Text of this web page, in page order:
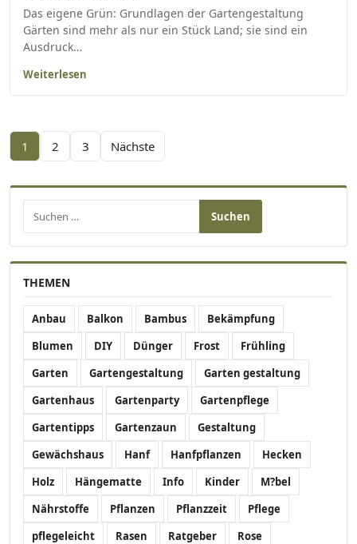
Das eigene Grün: Grundlagen der Gartengestaltung
Gärten sind mehr als nur ein Stück Land; sie sind ein
Ausdruck…
Weiterlesen
Seitennummerierung der Beiträge
1 2 3 Nächste
THEMEN
Anbau Balkon Bambus
Bekämpfung
Blumen
DIY Dünger Frost
Frühling
Garten
Gartengestaltung
Garten gestaltung
Gartenhaus
Gartenparty
Gartenpflege
Gartentipps
Gartenzaun
Gestaltung
Gewächshaus
Hanf Hanfpflanzen
Hecken
Holz
Hängematte Info Kinder
M?bel
Nährstoffe
Pflanzen Pflanzzeit
Pflege
pflegeleicht
Rasen Ratgeber
Rose